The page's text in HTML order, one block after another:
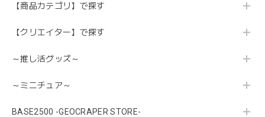
【商品カテゴリ】で探す
【クリエイター】で探す
～推し活グッズ～
～ミニチュア～
BASE2500 -GEOCRAPER STORE-